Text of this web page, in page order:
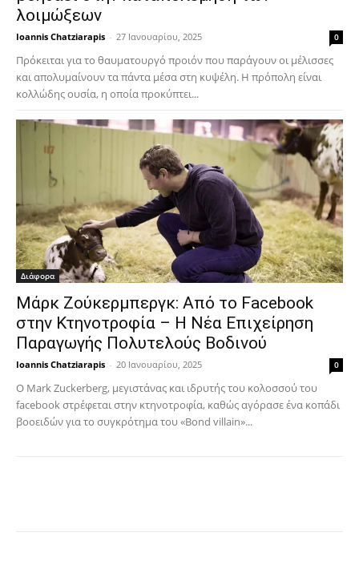
λοιμώξεων
Ioannis Chatziarapis - 27 Ιανουαρίου, 2025 0
Πρόκειται για το θαυματουργό προιόν που παράγουν οι μέλισσες
και απολυμαίνουν τα πάντα μέσα στη κυψέλη. Η πρόπολη είναι
κολλώδης ουσία, η οποία προκύπτει...
Διάφορα
Μάρκ Ζούκερμπεργκ: Από το Facebook
στην Κτηνοτροφία – Η Νέα Επιχείρηση
Παραγωγής Πολυτελούς Βοδινού
Ioannis Chatziarapis - 20 Ιανουαρίου, 2025 0
Ο Mark Zuckerberg, μεγιστάνας και ιδρυτής του κολοσσού του
facebook στρέφεται στην κτηνοτροφία, καθώς αγόρασε ένα κοπάδι
βοοειδών για το συγκρότημα του «Bond villain»...